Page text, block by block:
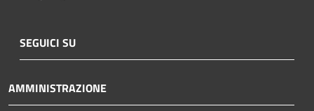
SEGUICI SU
AMMINISTRAZIONE